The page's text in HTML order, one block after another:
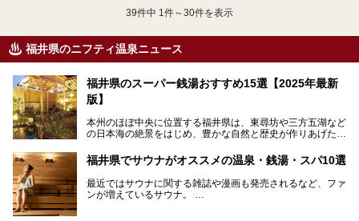
39件中 1件～30件を表示
福井県のニフティ温泉ニュース
福井県のスーパー銭湯おすすめ15選【2025年最新
版】
本州のほぼ中央に位置する福井県は、東尋坊や三方五湖など
の日本海の絶景をはじめ、豊かな自然と歴史が作りあげた見
る海産物、越前そば、ソースかつ丼などのグルメも人気で
す。
2024年春の北陸新幹線の延伸により、関西地方のみならず
首都圏からもアクセスしやすくなりました。今回は、そんな
福井県でおすすめのスーパー銭湯をご紹介します。
福井県でサウナがオススメの温泉・銭湯・スパ10選
最近ではサウナに関する雑誌や漫画も発売されるなど、ファ
ンが増えているサウナ。